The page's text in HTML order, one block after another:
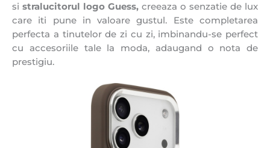
si stralucitorul logo Guess, creeaza o senzatie de lux
care iti pune in valoare gustul. Este completarea
perfecta a tinutelor de zi cu zi, imbinandu-se perfect
cu accesoriile tale la moda, adaugand o nota de
prestigiu.